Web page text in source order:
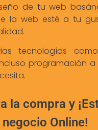
de tu web
la web esté a tu
tecnologías
programación
la compra y
negocio Online!